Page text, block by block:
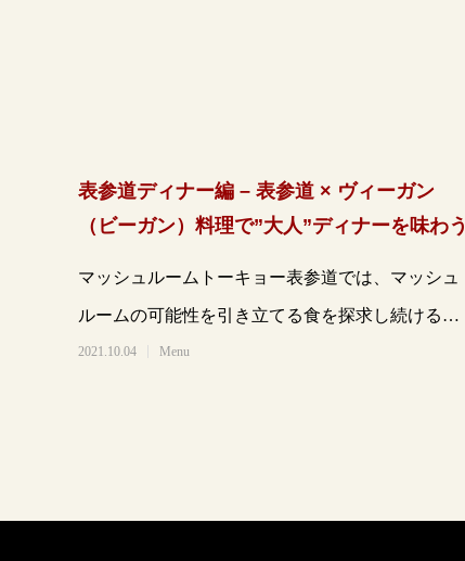
表参道ディナー編 – 表参道 × ヴィーガン
（ビーガン）料理で”大人”ディナーを味わう
マッシュルームトーキョー表参道では、マッシュ
ルームの可能性を引き立てる食を探求し続けるな
かで、ヘルシー・健康的で創造性あふれる料理と
2021.10.04 Menu